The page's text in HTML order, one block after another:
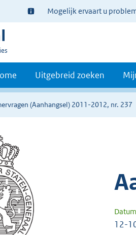
Ter
informatie:
Mogelijk ervaart u
Uitgebreid zoeken
(Aanhangsel) 2011-2012, nr. 237
12-